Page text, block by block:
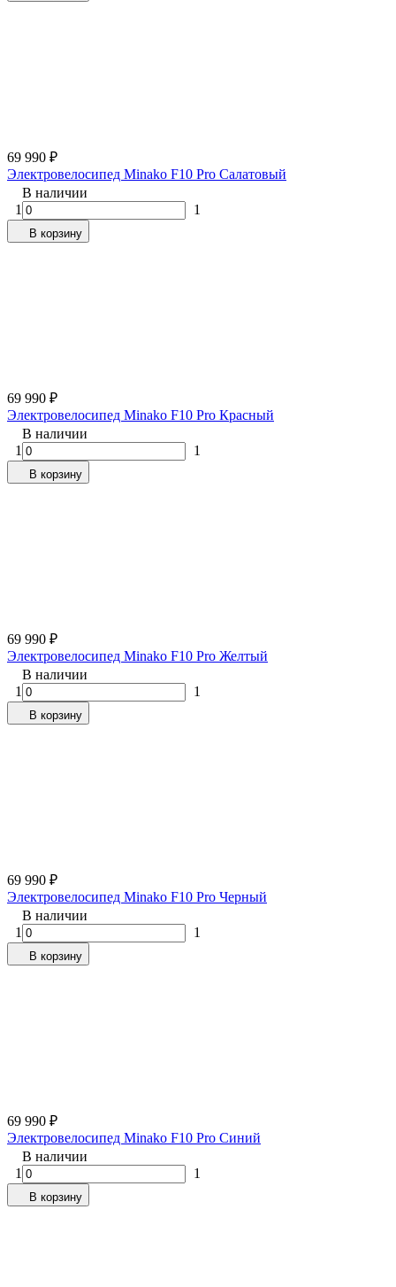
69 990 ₽
Электровелосипед Minako F10 Pro Салатовый
В наличии
1
1
В корзину
69 990 ₽
Электровелосипед Minako F10 Pro Красный
В наличии
1
1
В корзину
69 990 ₽
Электровелосипед Minako F10 Pro Желтый
В наличии
1
1
В корзину
69 990 ₽
Электровелосипед Minako F10 Pro Черный
В наличии
1
1
В корзину
69 990 ₽
Электровелосипед Minako F10 Pro Синий
В наличии
1
1
В корзину